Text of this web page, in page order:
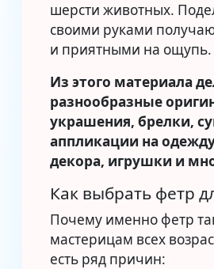
шерсти животных.
своими руками
и приятными на ощупь.
Из этого материала
разнообразные
украшения, брелки,
аппликации на
декора, игрушки и
Как выбрать фетр
Почему именно фетр
мастерицам всех
есть ряд причин: